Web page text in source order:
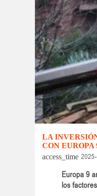
LA
CON EUROPA
access_time
Europa 9
los